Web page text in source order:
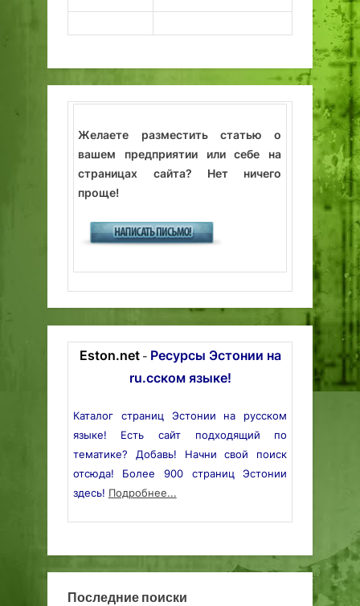
Желаете разместить статью о
вашем предприятии или себе на
страницах сайта? Нет ничего
проще!
Eston.net- Ресурсы Эстонии на
ru.сском языке!
Каталог страниц Эстонии на русском
языке! Есть сайт подходящий по
тематике? Добавь! Начни свой поиск
отсюда! Более 900 страниц Эстонии
здесь! Подробнее...
Последние поиски